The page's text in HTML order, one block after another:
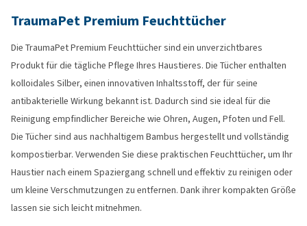
TraumaPet Premium Feuchttücher
Die TraumaPet Premium Feuchttücher sind ein unverzichtbares
Produkt für die tägliche Pflege Ihres Haustieres. Die Tücher enthalten
kolloidales Silber, einen innovativen Inhaltsstoff, der für seine
antibakterielle Wirkung bekannt ist. Dadurch sind sie ideal für die
Reinigung empfindlicher Bereiche wie Ohren, Augen, Pfoten und Fell.
Die Tücher sind aus nachhaltigem Bambus hergestellt und vollständig
kompostierbar. Verwenden Sie diese praktischen Feuchttücher, um Ihr
Haustier nach einem Spaziergang schnell und effektiv zu reinigen oder
um kleine Verschmutzungen zu entfernen. Dank ihrer kompakten Größe
lassen sie sich leicht mitnehmen.